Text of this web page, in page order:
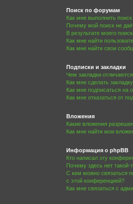
Поиск по форумам
Как мне выполнить
Почему мой поиск не
В результате моего
Как мне найти
Как мне найти свои
Подписки и закладки
Чем закладки
Как мне сделать
Как мне подписаться на
Как мне отказаться от
Вложения
Какие вложения
Как мне найти мои
Информация о phpBB
Кто написал эту
Почему здесь нет такой-
С кем можно связаться
с этой конференцией?
Как мне связаться с